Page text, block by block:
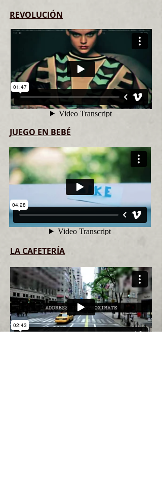
REVOLUCIÓN
JUEGO EN BEBÉ
LA CAFETERÍA